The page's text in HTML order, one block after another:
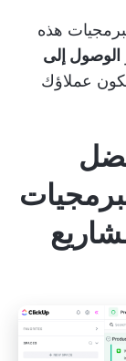
هذه
الوصول إلى
عملاؤك